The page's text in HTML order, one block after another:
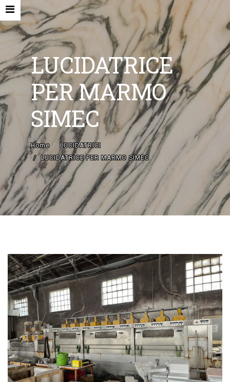
AZIENDA
MACCHINE NUOVE E ACCESSORI
MACCHINE USATE
CONTATTI
EN
LUCIDATRICE
PER MARMO
SIMEC
Home
LUCIDATRICI
LUCIDATRICE PER MARMO SIMEC